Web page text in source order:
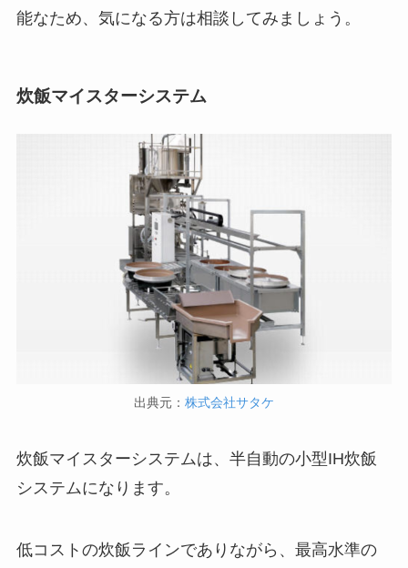
能なため、気になる方は相談してみましょう。
炊飯マイスターシステム
出典元： 株式会社サタケ
炊飯マイスターシステムは、半自動の小型IH炊飯
システムになります。
低コストの炊飯ラインでありながら、最高水準の